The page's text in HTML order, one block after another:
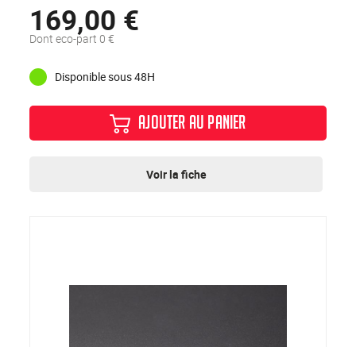
169,00 €
Dont eco-part 0 €
Disponible sous 48H
AJOUTER AU PANIER
Voir la fiche